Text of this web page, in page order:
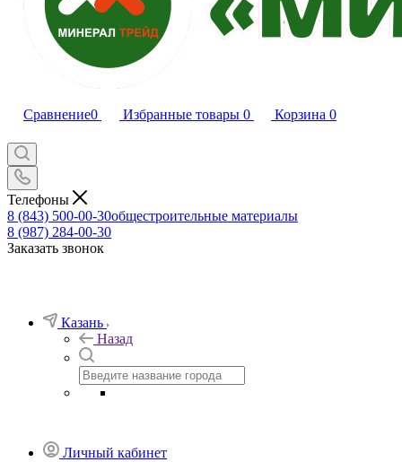
Сравнение0 Избранные товары 0 Корзина 0
Телефоны
8 (843) 500-00-30общестроительные материалы
8 (987) 284-00-30
Заказать звонок
Казань
Назад
Личный кабинет